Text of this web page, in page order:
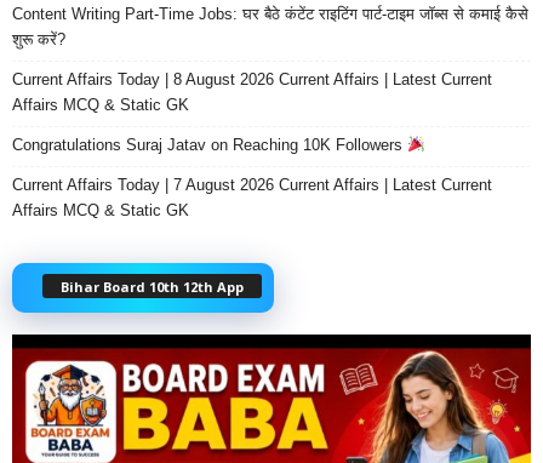
Content Writing Part-Time Jobs: घर बैठे कंटेंट राइटिंग पार्ट-टाइम जॉब्स से कमाई कैसे
शुरू करें?
Current Affairs Today | 8 August 2026 Current Affairs | Latest Current
Affairs MCQ & Static GK
Congratulations Suraj Jatav on Reaching 10K Followers
Current Affairs Today | 7 August 2026 Current Affairs | Latest Current
Affairs MCQ & Static GK
Bihar Board 10th 12th App